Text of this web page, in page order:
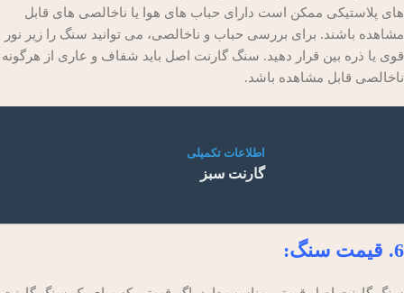
های پلاستیکی ممکن است دارای حباب های هوا یا ناخالصی های قابل
مشاهده باشند. برای بررسی حباب و ناخالصی، می توانید سنگ را زیر نور
قوی یا ذره بین قرار دهید. سنگ گارنت اصل باید شفاف و عاری از هرگونه
ناخالصی قابل مشاهده باشد.
اطلاعات تکمیلی
گارنت سبز
6. قیمت سنگ: